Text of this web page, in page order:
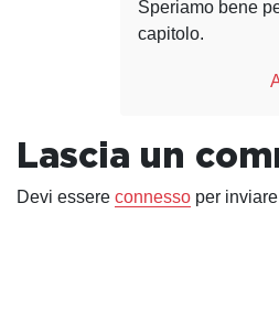
Speriamo bene
capitolo.
Lascia un
Devi essere connesso per